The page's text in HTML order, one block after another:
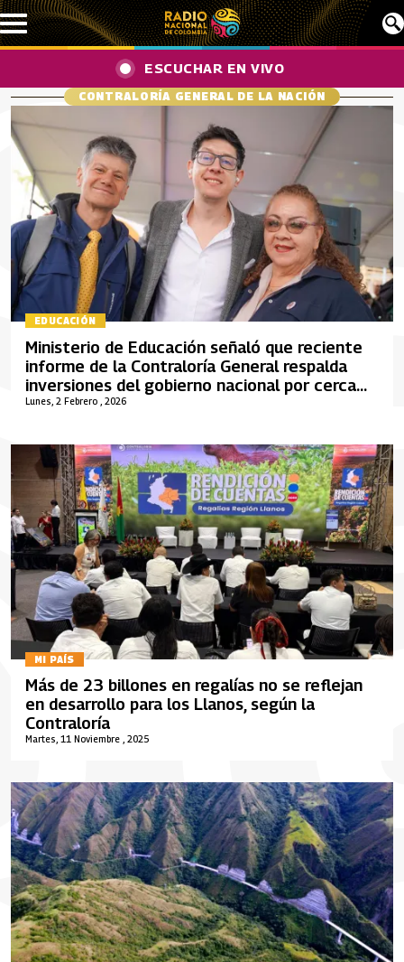
Pasar al contenido principal
ESCUCHAR EN VIVO
CONTRALORÍA GENERAL DE LA NACIÓN
EDUCACIÓN
Lunes, 2 Febrero , 2026
Ministerio de Educación señaló que reciente
informe de la Contraloría General respalda
inversiones del gobierno nacional por cerca
de $15 billones a la educación superior
MI PAÍS
Martes, 11 Noviembre , 2025
Más de 23 billones en regalías no se reflejan
en desarrollo para los Llanos, según la
Contraloría